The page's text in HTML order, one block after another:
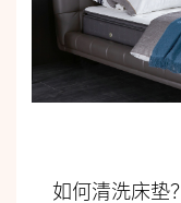
如何清洗床垫？